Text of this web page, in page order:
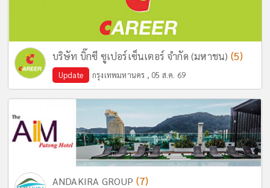
บริษัท บิ๊กซี ซูเปอร์เซ็นเตอร์ จำกัด (มหาชน) (5)
Update กรุงเทพมหานคร , 05 ส.ค. 69
ANDAKIRA GROUP (7)